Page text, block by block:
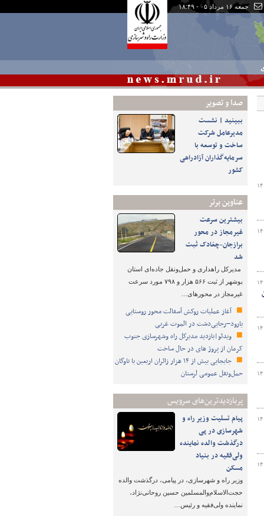
جمعه ۱۶ مرداد ۰۵ - ۱۸:۴۹
صدا و تصوير
ببینید | نشست
مدیرعامل شرکت
ساخت و توسعه با
سرمایه‌گذاران آزادراهی
کشور
عناوین برتر
بیشترین سرعت
غیرمجاز در محور
برازجان-چغادک ثبت
شد
مدیرکل راهداری و حمل‌ونقل جاده‌ای استان
بوشهر از ثبت ۵۶۶ هزار و ۷۹۸ مورد سرعت
غیرمجاز در محورهای…
آغاز عملیات روکش آسفالت محور روستایی
یارود–رجایی‌دشت در الموت غربی
ویدئو|بازدید مدیرکل راه وشهرسازی جنوب
کرمان از پروژ های در حال ساخت
جابجایی بیش از ۱۴ هزار زائران اربعین با ناوگان
حمل‌ونقل عمومی لرستان
پربازدیدترین‌های سرویس
پیام تسلیت وزیر راه و
شهرسازی در پی
درگذشت والده نماینده
ولی‌فقیه در بنیاد
مسکن
وزیر راه و شهرسازی، در پیامی، درگذشت والده
حجت‌الاسلام‌والمسلمین حسین روحانی‌نژاد،
نماینده ولی‌فقیه و رئیس…